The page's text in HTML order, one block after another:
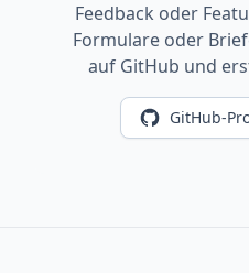
Feedback oder
Formulare oder
auf GitHub und
GitHub-